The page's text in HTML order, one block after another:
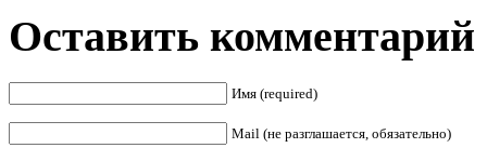
Оставить комментарий
Имя (required)
Mail (не разглашается, обязательно)